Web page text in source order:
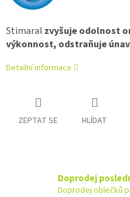
Stimaral zvyšuje odolnost
výkonnost, odstraňuje
Detailní informace
ZEPTAT SE HLÍDAT
Doprodej
Doprodej oblečků